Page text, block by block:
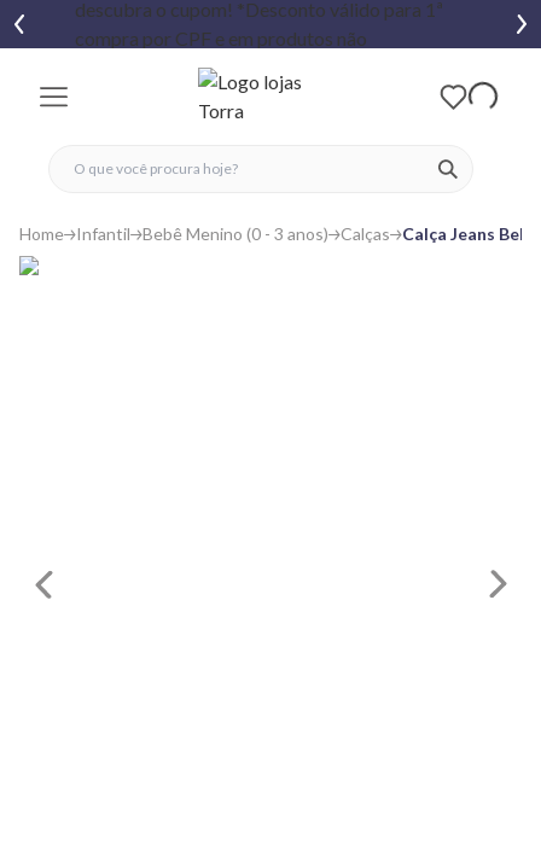
ver
fechar menu
fechar menu
favoritos
Home Infantil Bebê Menino (0 - 3 anos) Calças Calça Jeans